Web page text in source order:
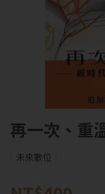
再一次、重
未來數位